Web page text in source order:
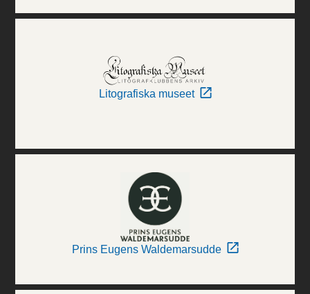
Litografiska museet
Prins Eugens Waldemarsudde